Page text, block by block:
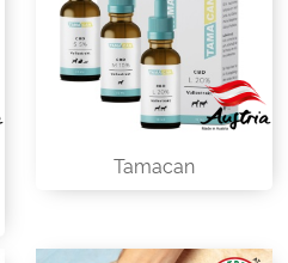
Tamacan